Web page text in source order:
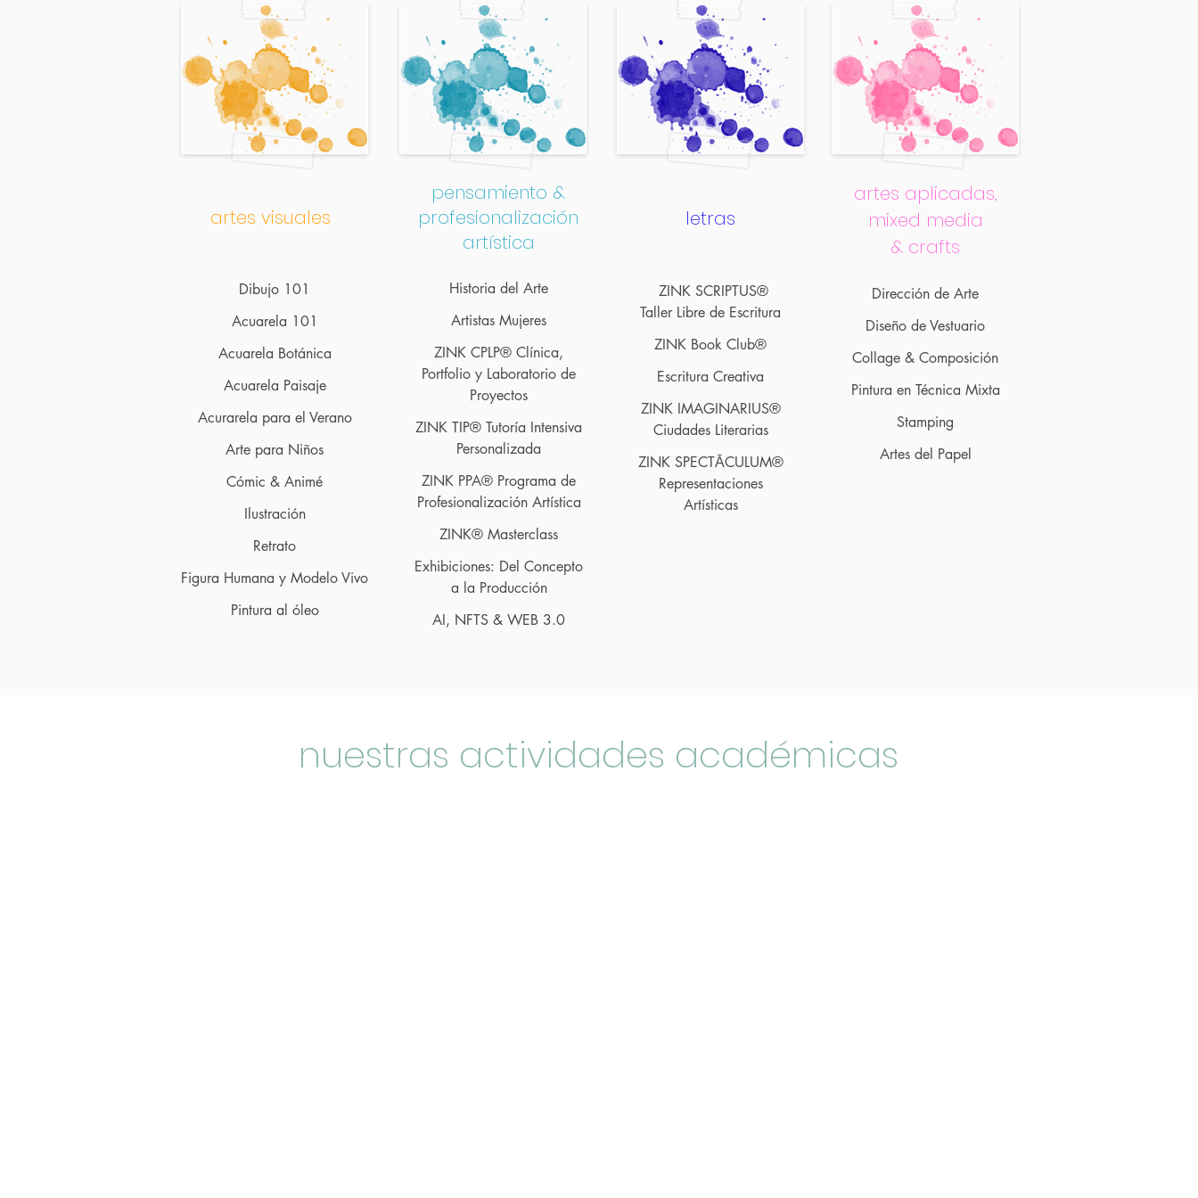
artes visuales
Dibujo 101
Acuarela 101
Acuarela Botánica
Acuarela Paisaje
Acurarela para el Verano
Arte para Niños
Cómic & Animé
Ilustración
Retrato
Figura Humana y Modelo Vivo
Pintura al óleo
pensamiento &
profesionalización
artística
Historia del Arte
Artistas Mujeres
ZINK CPLP® Clínica,
Portfolio y Laboratorio de
Proyectos
ZINK TIP® Tutoría Intensiva
Personalizada
ZINK PPA® Programa de
Profesionalización Artística
ZINK® Masterclass
Exhibiciones: Del Concepto
a la Producción
AI, NFTS & WEB 3.0
letras
ZINK SCRIPTUS®
Taller Libre de Escritura
ZINK Book Club®
Escritura Creativa
ZINK IMAGINARIUS®
Ciudades Literarias
ZINK SPECTĀCULUM®
Representaciones
Artísticas
artes aplicadas,
mixed media
& crafts
Dirección de Arte
Diseño de Vestuario
Co llage & Composición
Pintura en Técnica Mixta
Stamping
Artes del Papel
nuestras actividades académicas